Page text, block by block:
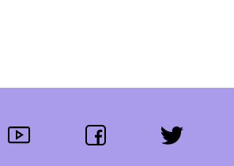
Segue-nos:
youtube facebook twitter